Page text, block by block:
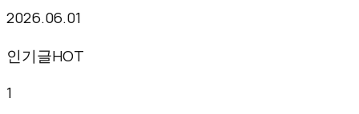
2026.06.01
인기글HOT
1